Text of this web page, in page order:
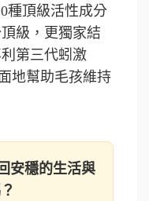
種頂級活性成分
級，更獨家結
第三代蚓激
地幫助毛孩維持
安穩的生活與